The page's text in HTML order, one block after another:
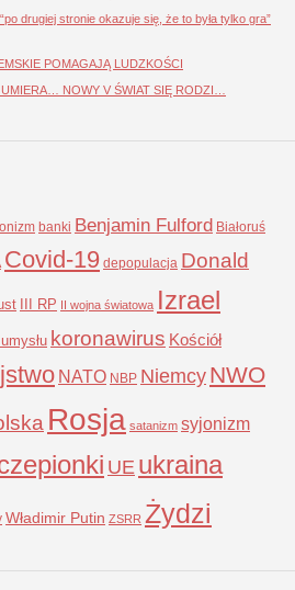
drugiej stronie okazuje się, że to była tylko gra”
POMAGAJĄ LUDZKOŚCI
UMIERA… NOWY V ŚWIAT SIĘ RODZI…
banki Benjamin Fulford Białoruś
Covid-19 depopulacja Donald
III RP II wojna światowa Izrael
koronawirus Kościół
NATO NBP NiemcyNWO
Rosja satanizm syjonizm
UE ukraina
Władimir Putin ZSRR Żydzi